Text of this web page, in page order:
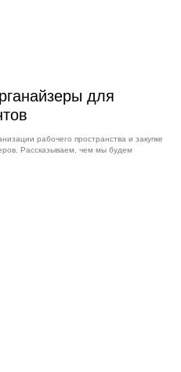
для
рабочего пространства и закупке
Рассказываем, чем мы будем